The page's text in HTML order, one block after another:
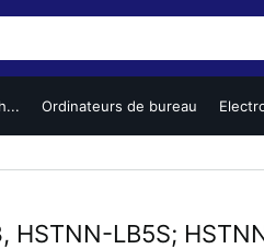
Ordinateurs de bureau
HSTNN-LB5S;